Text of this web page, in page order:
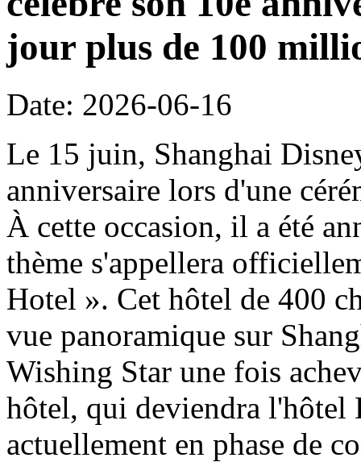
jour plus de 100
Date: 2026-06-16
Le 15 juin, Shanghai
anniversaire lors d'une
À cette occasion, il a été
thème s'appellera
Hotel ». Cet hôtel de 400
vue panoramique sur
Wishing Star une fois
hôtel, qui deviendra l'hôtel
actuellement en phase de